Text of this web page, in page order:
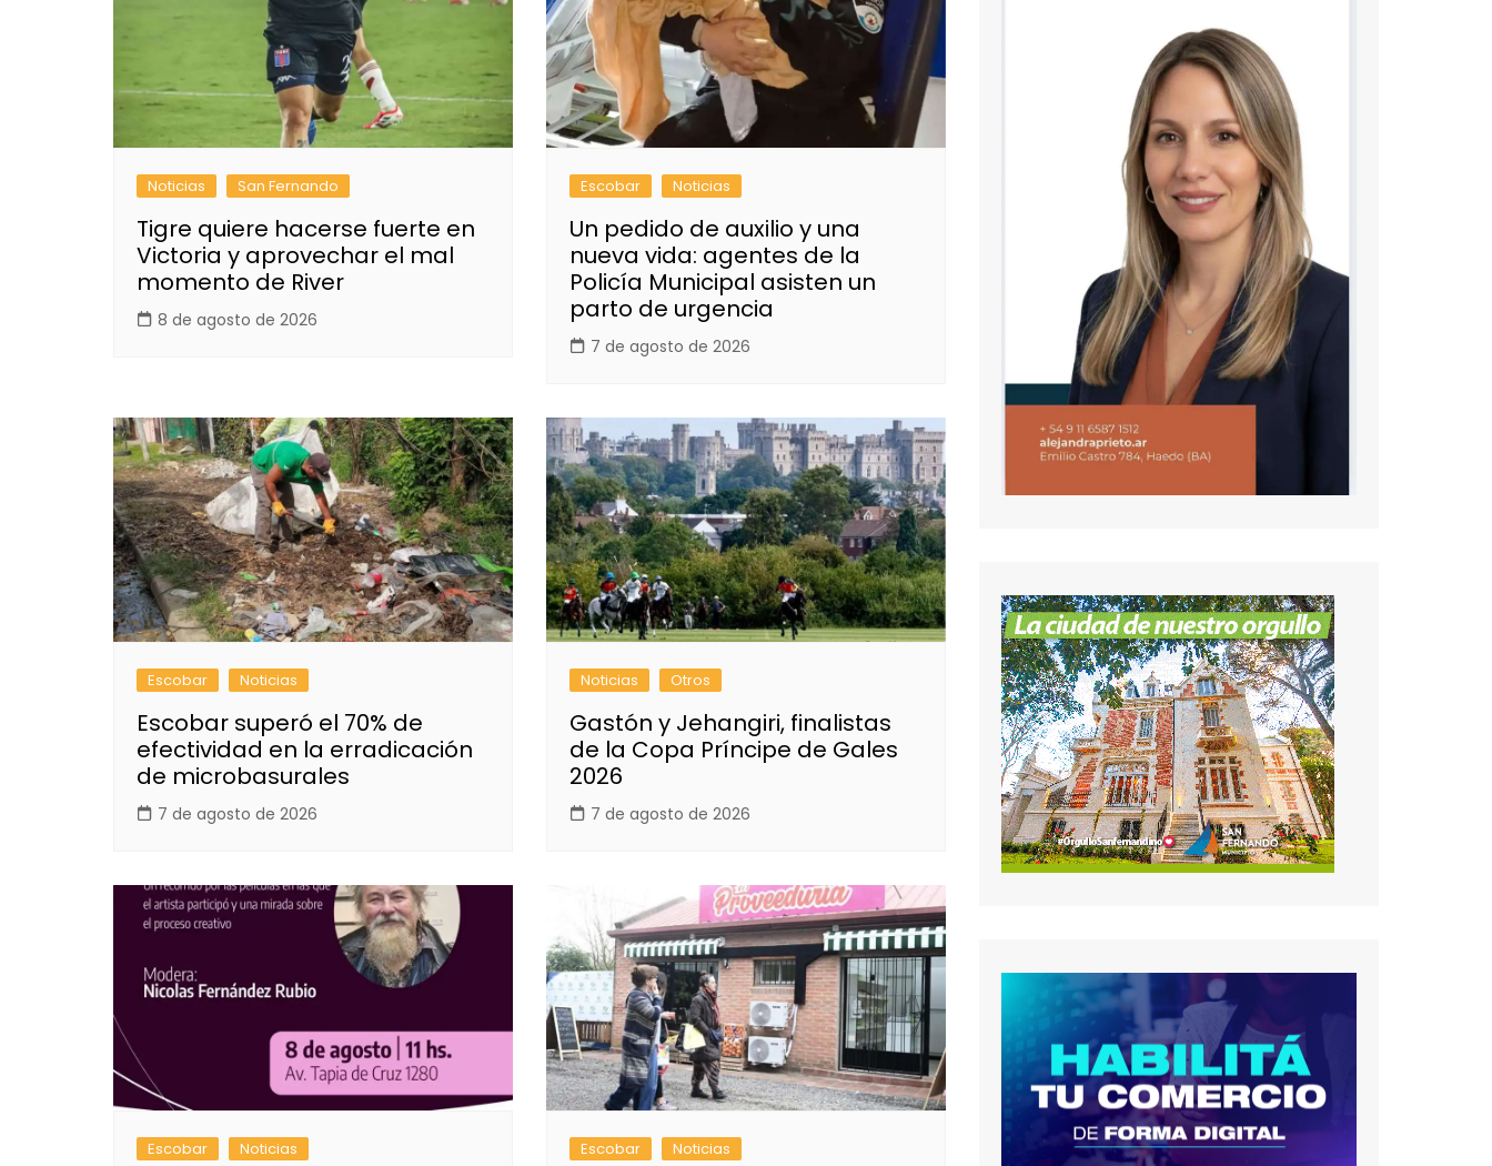
Noticias San Fernando
Tigre quiere hacerse fuerte en
Victoria y aprovechar el mal
momento de River
8 de agosto de 2026
Escobar Noticias
Un pedido de auxilio y una
nueva vida: agentes de la
Policía Municipal asisten un
parto de urgencia
7 de agosto de 2026
Escobar Noticias
Escobar superó el 70% de
efectividad en la erradicación
de microbasurales
7 de agosto de 2026
Noticias Otros
Gastón y Jehangiri, finalistas
de la Copa Príncipe de Gales
2026
7 de agosto de 2026
Escobar Noticias Escobar Noticias